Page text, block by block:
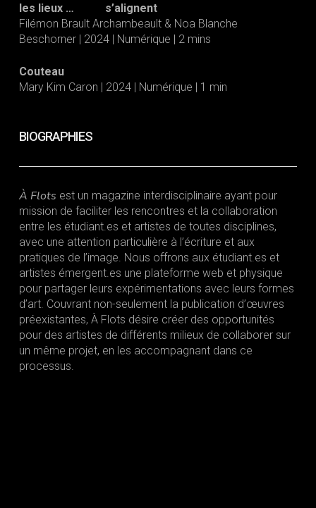
les lieux … s’alignent
Filémon Brault Archambeault & Noa Blanche
Beschorner | 2024 | Numérique | 2 mins
Couteau
Mary Kim Caron | 2024 | Numérique | 1 min
BIOGRAPHIES
À Flots est un magazine interdisciplinaire ayant pour
mission de faciliter les rencontres et la collaboration
entre les étudiant.es et artistes de toutes disciplines,
avec une attention particulière à l’écriture et aux
pratiques de l’image. Nous offrons aux étudiant.es et
artistes émergent.es une plateforme web et physique
pour partager leurs expérimentations avec leurs formes
d’art. Couvrant non-seulement la publication d’œuvres
préexistantes, À Flots désire créer des opportunités
pour des artistes de différents milieux de collaborer sur
un même projet, en les accompagnant dans ce
processus.